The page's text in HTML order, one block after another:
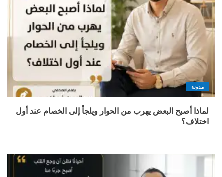
مدونة
لماذا أصبح البعض يهرب من الحوار ويلجأ إلى الخصام عند أول
اختلاف؟